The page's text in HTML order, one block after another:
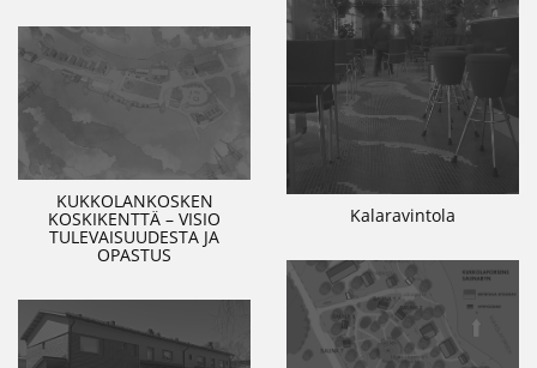
Kalaravintola
KUKKOLANKOSKEN
KOSKIKENTTÄ – VISIO
TULEVAISUUDESTA JA
OPASTUS